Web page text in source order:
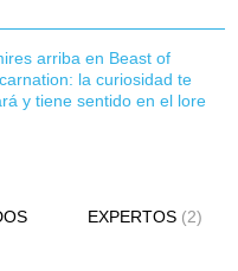
arriba en Beast of
la curiosidad te
y tiene sentido en el lore
EXPERTOS (2)